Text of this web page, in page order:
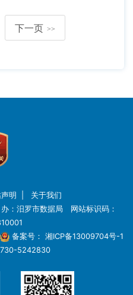
下一页 >>
明
关于我们
：汨罗市数据局 网站标识码：
备案号： 湘ICP备13009704号-1
5242830